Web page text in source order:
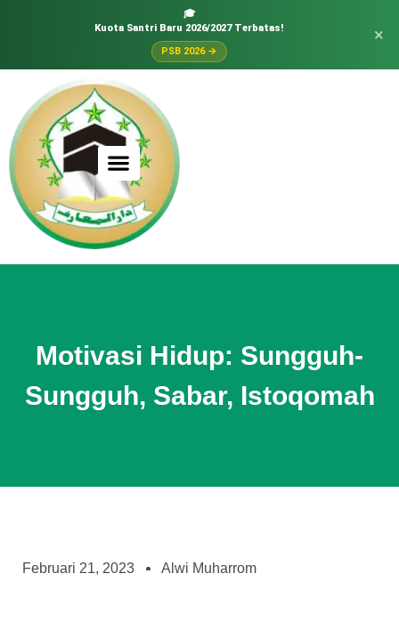
🎓
Kuota Santri Baru 2026/2027 Terbatas!
PSB 2026 →
×
Motivasi Hidup: Sungguh-
Sungguh, Sabar, Istoqomah
Februari 21, 2023 Alwi Muharrom